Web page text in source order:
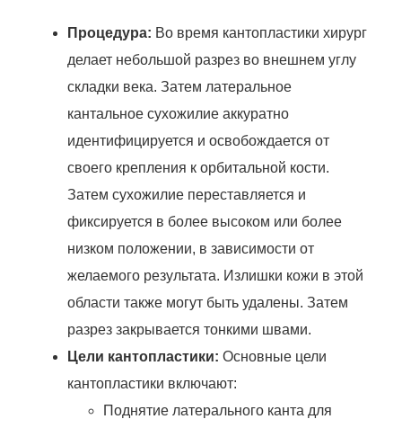
Процедура: Во время кантопластики хирург
делает небольшой разрез во внешнем углу
складки века. Затем латеральное
кантальное сухожилие аккуратно
идентифицируется и освобождается от
своего крепления к орбитальной кости.
Затем сухожилие переставляется и
фиксируется в более высоком или более
низком положении, в зависимости от
желаемого результата. Излишки кожи в этой
области также могут быть удалены. Затем
разрез закрывается тонкими швами.
Цели кантопластики: Основные цели
кантопластики включают:
Поднятие латерального канта для